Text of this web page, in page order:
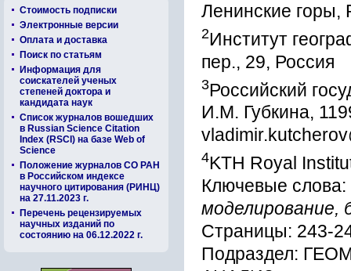
Стоимость подписки
Электронные версии
Оплата и доставка
Поиск по статьям
Информация для
соискателей ученых
степеней доктора и
кандидата наук
Список журналов вошедших
в Russian Science Citation
Index (RSCI) на базе Web of
Science
Положение журналов СО РАН
в Российском индексе
научного цитирования (РИНЦ)
на 27.11.2023 г.
Перечень рецензируемых
научных изданий по
состоянию на 06.12.2022 г.
Ленинские горы,
2Институт
пер., 29, Россия
3Российский
И.М. Губкина,
4KTH Royal
Ключевые слова:
моделирование,
Страницы: 243-
Подраздел: